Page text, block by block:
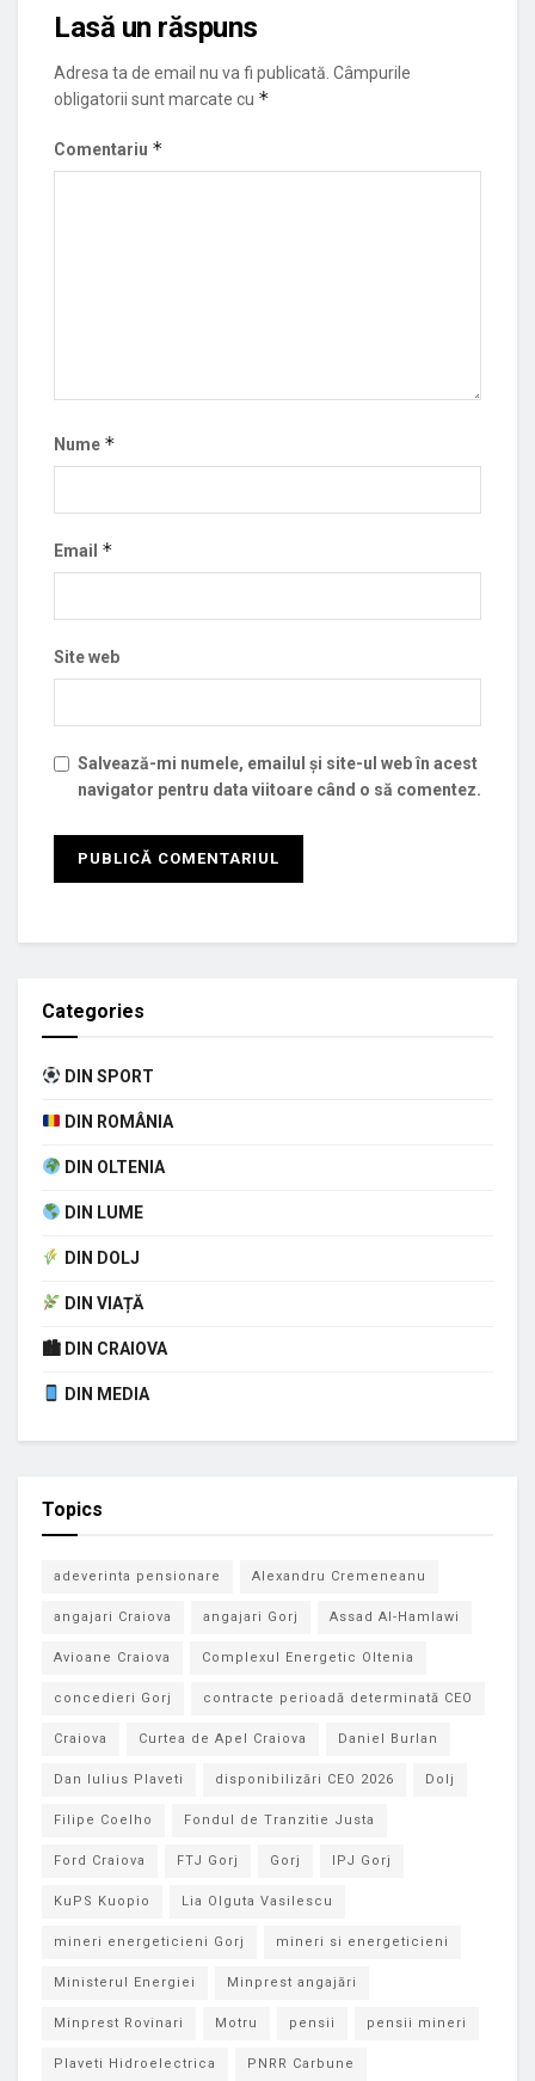
Lasă un răspuns
Adresa ta de email nu va fi publicată. Câmpurile
obligatorii sunt marcate cu *
Comentariu *
Nume *
Email *
Site web
Salvează-mi numele, emailul și site-ul web în acest
navigator pentru data viitoare când o să comentez.
Categories
DIN SPORT
DIN ROMÂNIA
DIN OLTENIA
DIN LUME
DIN DOLJ
DIN VIAȚĂ
🏙 DIN CRAIOVA
DIN MEDIA
Topics
adeverinta pensionare Alexandru Cremeneanu
angajari Craiova angajari Gorj Assad Al-Hamlawi
Avioane Craiova Complexul Energetic Oltenia
concedieri Gorj contracte perioadă determinată CEO
Craiova Curtea de Apel Craiova Daniel Burlan
Dan Iulius Plaveti disponibilizări CEO 2026 Dolj
Filipe Coelho Fondul de Tranzitie Justa
Ford Craiova FTJ Gorj Gorj IPJ Gorj
KuPS Kuopio Lia Olguta Vasilescu
mineri energeticieni Gorj mineri si energeticieni
Ministerul Energiei Minprest angajări
Minprest Rovinari Motru pensii pensii mineri
Plaveti Hidroelectrica PNRR Carbune